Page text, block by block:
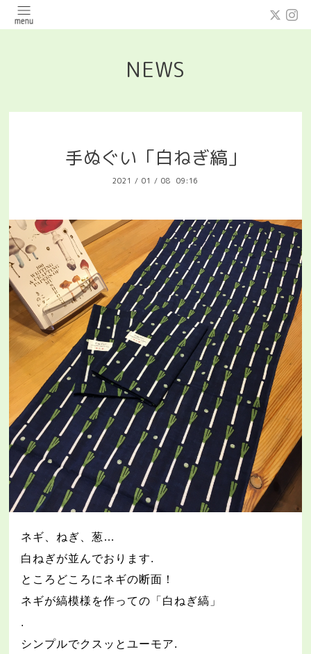
NEWS
手ぬぐい「白ねぎ縞」
2021 / 01 / 08 09:16
ネギ、ねぎ、葱…
白ねぎが並んでおります.
ところどころにネギの断面！
ネギが縞模様を作っての「白ねぎ縞」
.
シンプルでクスッとユーモア.